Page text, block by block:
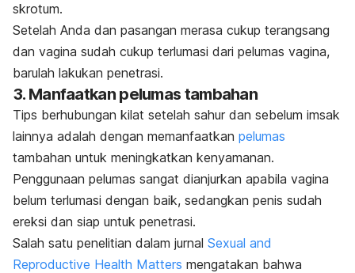
skrotum.
Setelah Anda dan pasangan merasa cukup terangsang
dan vagina sudah cukup terlumasi dari pelumas vagina,
barulah lakukan penetrasi.
3. Manfaatkan pelumas tambahan
Tips berhubungan kilat setelah sahur dan sebelum imsak
lainnya adalah dengan memanfaatkan pelumas
tambahan untuk meningkatkan kenyamanan.
Penggunaan pelumas sangat dianjurkan apabila vagina
belum terlumasi dengan baik, sedangkan penis sudah
ereksi dan siap untuk penetrasi.
Salah satu penelitian dalam jurnal Sexual and
Reproductive Health Matters mengatakan bahwa